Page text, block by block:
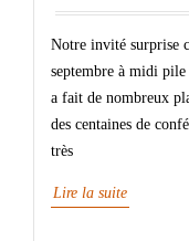
Notre invité surprise
septembre à midi
a fait de nombreux
des centaines de
très
Lire la suite